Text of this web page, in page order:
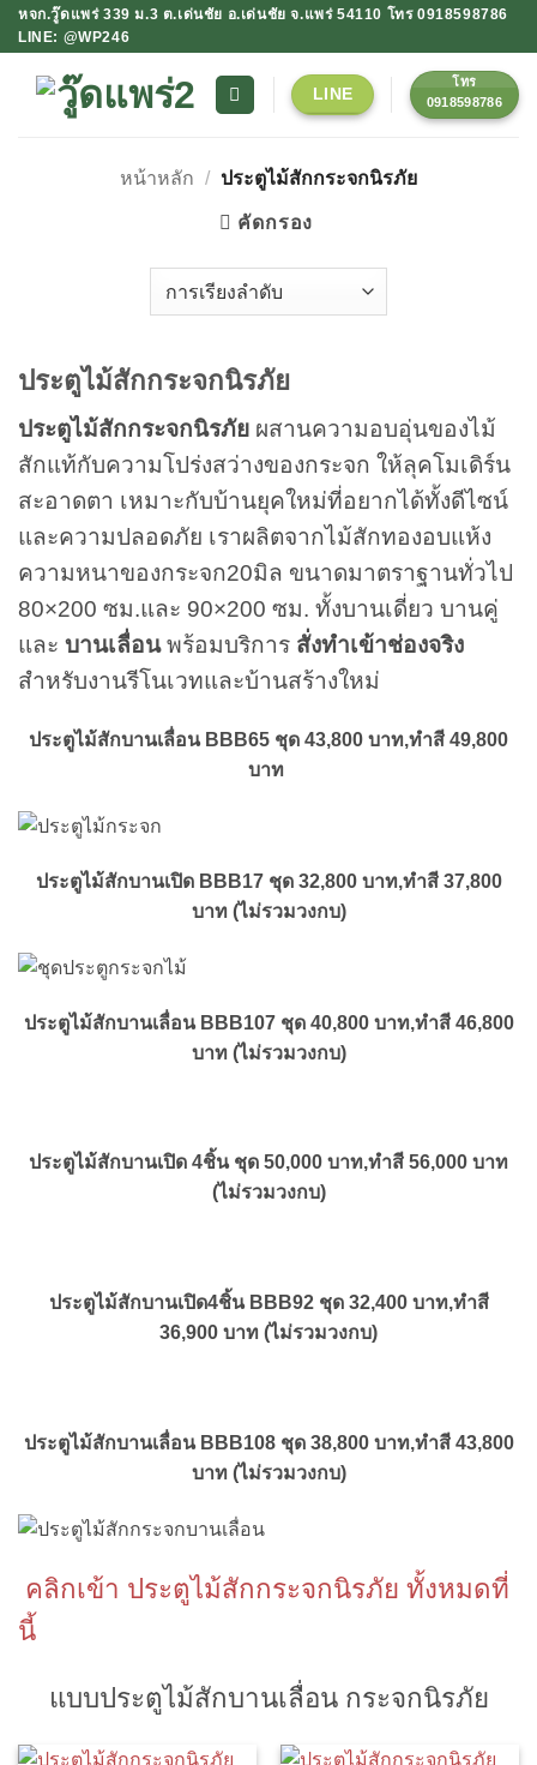
ข้าม
ไป
หจก.วู๊ดแพร่ 339 ม.3 ต.เด่นชัย อ.เด่นชัย จ.แพร่ 54110 โทร 0918598786
LINE: @WP246
LINE
โทร
0918598786
หน้าหลัก / ประตูไม้สักกระจกนิรภัย
คัดกรอง
ประตูไม้สักกระจกนิรภัย
ประตูไม้สักกระจกนิรภัย ผสานความอบอุ่นของไม้
สักแท้กับความโปร่งสว่างของกระจก ให้ลุคโมเดิร์น
สะอาดตา เหมาะกับบ้านยุคใหม่ที่อยากได้ทั้งดีไซน์
และความปลอดภัย เราผลิตจากไม้สักทองอบแห้ง
ความหนาของกระจก20มิล ขนาดมาตราฐานทั่วไป
80×200 ซม.และ 90×200 ซม. ทั้งบานเดี่ยว บานคู่
และ บานเลื่อนพร้อมบริการ สั่งทำเข้าช่องจริง
สำหรับงานรีโนเวทและบ้านสร้างใหม่
ประตูไม้สักบานเลื่อน BBB65 ชุด 43,800 บาท,ทำสี 49,800
บาท
ประตูไม้สักบานเปิด BBB17 ชุด 32,800 บาท,ทำสี 37,800
บาท (ไม่รวมวงกบ)
ประตูไม้สักบานเลื่อน BBB107 ชุด 40,800 บาท,ทำสี 46,800
บาท (ไม่รวมวงกบ)
ประตูไม้สักบานเปิด 4ชิ้น ชุด 50,000 บาท,ทำสี 56,000 บาท
(ไม่รวมวงกบ)
ประตูไม้สักบานเปิด4ชิ้น BBB92 ชุด 32,400 บาท,ทำสี
36,900 บาท (ไม่รวมวงกบ)
ประตูไม้สักบานเลื่อน BBB108 ชุด 38,800 บาท,ทำสี 43,800
บาท (ไม่รวมวงกบ)
คลิกเข้า ประตูไม้สักกระจกนิรภัย ทั้งหมดที่
นี้
แบบประตูไม้สักบานเลื่อน กระจกนิรภัย